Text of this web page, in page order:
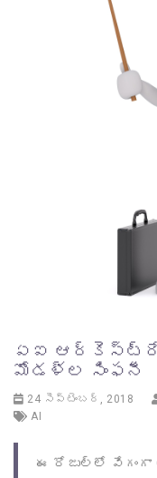
ఏఐ
మోడళ్ల సింఫనీ
24 సెప్టెంబర్, 2018
AI
ఈ రోజుల్లో వేగంగా